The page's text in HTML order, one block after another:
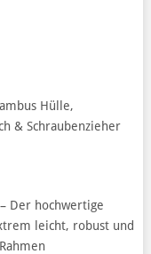
Hülle,
& Schraubenzieher
– Der hochwertige
leicht, robust und